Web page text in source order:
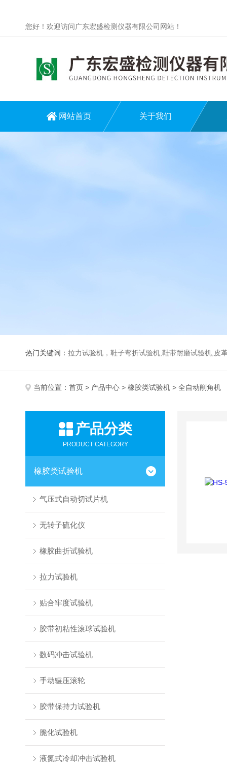
您好！欢迎访问广东宏盛检测仪器有限公司网站！
网站首页 关于我们
热门关键词： 拉力试验机，鞋子弯折试验机,鞋带耐磨试验机,皮革伸缩试验机,马丁代尔
当前位置： 首页 > 产品中心 > 橡胶类试验机 > 全自动削角机
产品分类
PRODUCT CATEGORY
橡胶类试验机
气压式自动切试片机
无转子硫化仪
橡胶曲折试验机
拉力试验机
贴合牢度试验机
胶带初粘性滚球试验机
数码冲击试验机
手动辗压滚轮
胶带保持力试验机
脆化试验机
液氮式冷却冲击试验机